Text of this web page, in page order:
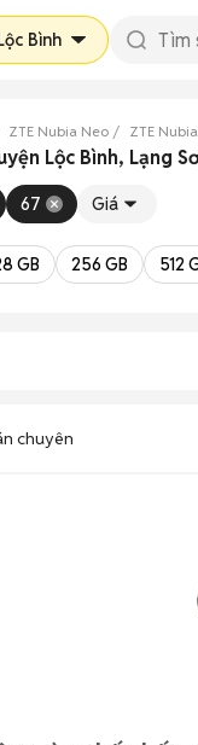
Bình
ZTE Nubia Neo ZTE
Lộc Bình, Lạng
67 Giá
GB 256 GB 512
chuyên